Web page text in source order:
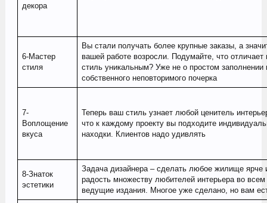
декора
6-Мастер
стиля
Вы стали получать более крупные заказы, а
вашей работе возросли. Подумайте, что
стиль уникальным? Уже не о простом
собственного неповторимого почерка
7-
Воплощение
вкуса
Теперь ваш стиль узнает любой ценитель
что к каждому проекту вы подходите
находки. Клиентов надо удивлять
8-Знаток
эстетики
Задача дизайнера – сделать любое жилище ярче
радость множеству любителей интерьера во
ведущие издания. Многое уже сделано, но вам